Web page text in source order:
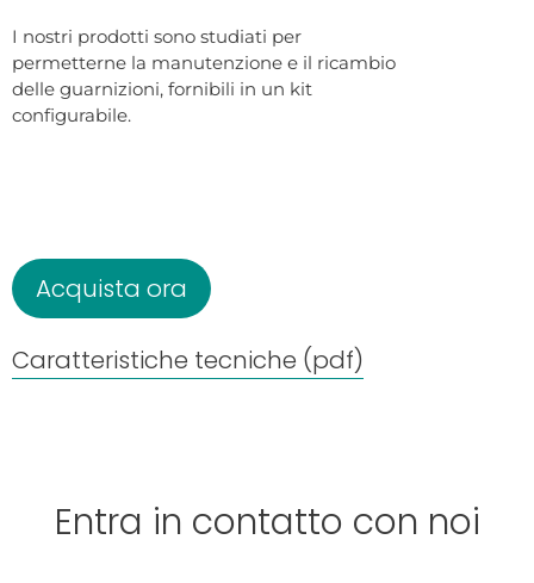
I nostri prodotti sono studiati per
permetterne la manutenzione e il ricambio
delle guarnizioni, fornibili in un kit
configurabile.
Acquista ora
Caratteristiche tecniche (pdf)
Entra in contatto con noi